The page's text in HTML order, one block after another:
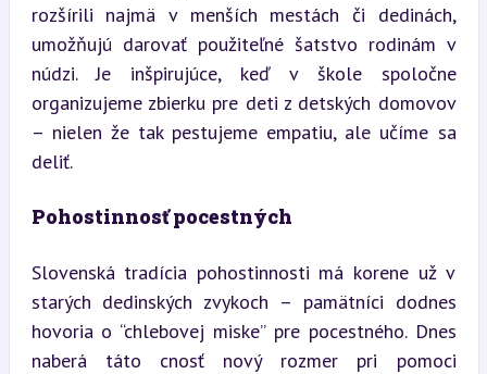
rozšírili najmä v menších mestách či dedinách,
umožňujú darovať použiteľné šatstvo rodinám v
núdzi. Je inšpirujúce, keď v škole spoločne
organizujeme zbierku pre deti z detských domovov
– nielen že tak pestujeme empatiu, ale učíme sa
deliť.
Pohostinnosť pocestných
Slovenská tradícia pohostinnosti má korene už v
starých dedinských zvykoch – pamätníci dodnes
hovoria o “chlebovej miske” pre pocestného. Dnes
naberá táto cnosť nový rozmer pri pomoci